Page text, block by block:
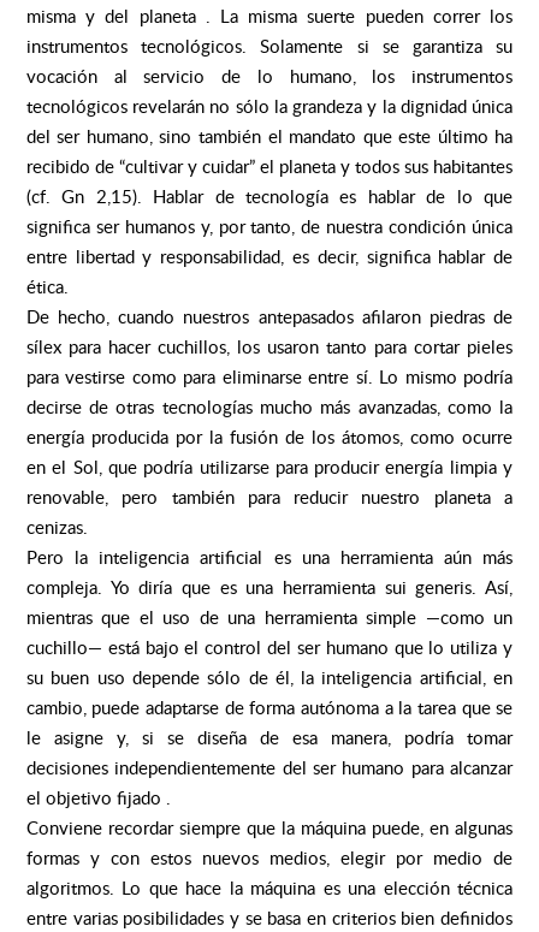
misma y del planeta . La misma suerte pueden correr los
instrumentos tecnológicos. Solamente si se garantiza su
vocación al servicio de lo humano, los instrumentos
tecnológicos revelarán no sólo la grandeza y la dignidad única
del ser humano, sino también el mandato que este último ha
recibido de “cultivar y cuidar” el planeta y todos sus habitantes
(cf. Gn 2,15). Hablar de tecnología es hablar de lo que
significa ser humanos y, por tanto, de nuestra condición única
entre libertad y responsabilidad, es decir, significa hablar de
ética.
De hecho, cuando nuestros antepasados afilaron piedras de
sílex para hacer cuchillos, los usaron tanto para cortar pieles
para vestirse como para eliminarse entre sí. Lo mismo podría
decirse de otras tecnologías mucho más avanzadas, como la
energía producida por la fusión de los átomos, como ocurre
en el Sol, que podría utilizarse para producir energía limpia y
renovable, pero también para reducir nuestro planeta a
cenizas.
Pero la inteligencia artificial es una herramienta aún más
compleja. Yo diría que es una herramienta sui generis. Así,
mientras que el uso de una herramienta simple —como un
cuchillo— está bajo el control del ser humano que lo utiliza y
su buen uso depende sólo de él, la inteligencia artificial, en
cambio, puede adaptarse de forma autónoma a la tarea que se
le asigne y, si se diseña de esa manera, podría tomar
decisiones independientemente del ser humano para alcanzar
el objetivo fijado .
Conviene recordar siempre que la máquina puede, en algunas
formas y con estos nuevos medios, elegir por medio de
algoritmos. Lo que hace la máquina es una elección técnica
entre varias posibilidades y se basa en criterios bien definidos